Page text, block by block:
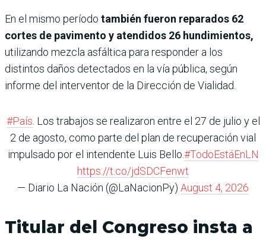
En el mismo período también fueron reparados 62
cortes de pavimento y atendidos 26 hundimientos,
utilizando mezcla asfáltica para responder a los
distintos daños detectados en la vía pública, según
informe del interventor de la Dirección de Vialidad.
#País . Los trabajos se realizaron entre el 27 de julio y el
2 de agosto, como parte del plan de recuperación vial
impulsado por el intendente Luis Bello.#TodoEstáEnLN
https://t.co/jdSDCFenwt
— Diario La Nación (@LaNacionPy) August 4, 2026
Titular del Congreso insta a